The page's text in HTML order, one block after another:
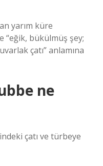
yarım küre
“eğik, bükülmüş şey;
çatı” anlamına
ne
çatı ve türbeye